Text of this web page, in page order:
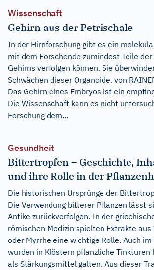
Wissenschaft
Gehirn aus der Petrischale
In der Hirnforschung gibt es ein
mit dem Forschende zumindest Teile
Gehirns verfolgen können. Sie
Schwächen dieser Organoide. von
Das Gehirn eines Embryos ist ein
Die Wissenschaft kann es nicht
Forschung dem...
Gesundheit
Bittertropfen – Geschichte,
und ihre Rolle in der
Die historischen Ursprünge der
Die Verwendung bitterer Pflanzen lässt
Antike zurückverfolgen. In der
römischen Medizin spielten Extrakte aus
oder Myrrhe eine wichtige Rolle. Auch
wurden in Klöstern pflanzliche Tinkturen
als Stärkungsmittel galten. Aus dieser